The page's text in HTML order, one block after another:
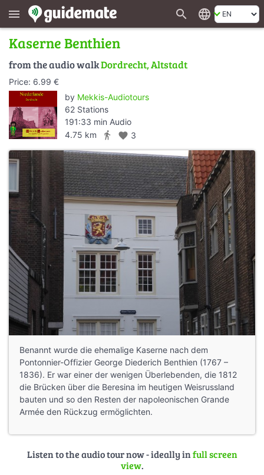
menu search language
Kaserne Benthien
from the audio walkDordrecht, Altstadt
Price: 6.99 €
by Mekkis-Audiotours
62 Stations
191:33 min Audio
4.75 km
directions_walk favorite 3
Benannt wurde die ehemalige Kaserne nach dem
Pontonnier-Offizier George Diederich Benthien (1767 –
1836). Er war einer der wenigen Überlebenden, die 1812
die Brücken über die Beresina im heutigen Weisrussland
bauten und so den Resten der napoleonischen Grande
Armée den Rückzug ermöglichten.
Listen to the audio tour now - ideally infull screen
view.